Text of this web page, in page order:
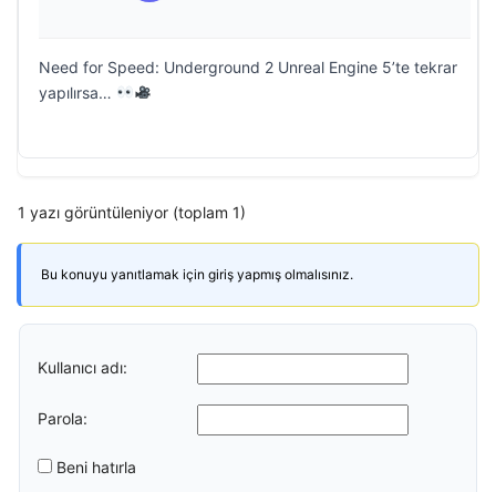
Need for Speed: Underground 2 Unreal Engine 5’te tekrar
yapılırsa…
1 yazı görüntüleniyor (toplam 1)
Bu konuyu yanıtlamak için giriş yapmış olmalısınız.
Kullanıcı adı:
Parola:
Beni hatırla